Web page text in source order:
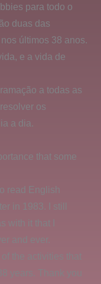
para todo o
duas das
últimos 38 anos.
e a vida de
a todas as
os
a dia.
that some
read English
in 1983. I still
with it that I
the activities that
years. Thank you